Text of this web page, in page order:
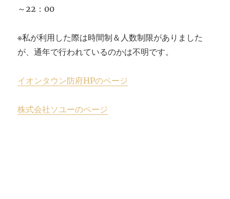
～22：00
※私が利用した際は時間制＆人数制限がありました
が、通年で行われているのかは不明です。
イオンタウン防府HPのページ
株式会社ソユーのページ